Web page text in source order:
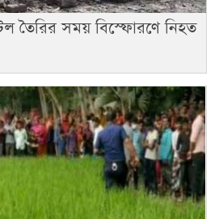
তৈরির সময় বিস্ফোরণে নিহত